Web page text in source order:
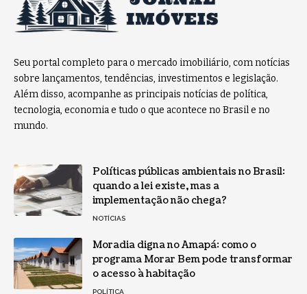
Seu portal completo para o mercado imobiliário, com notícias
sobre lançamentos, tendências, investimentos e legislação.
Além disso, acompanhe as principais notícias de política,
tecnologia, economia e tudo o que acontece no Brasil e no
mundo.
Políticas públicas ambientais no Brasil:
quando a lei existe, mas a
implementação não chega?
NOTÍCIAS
Moradia digna no Amapá: como o
programa Morar Bem pode transformar
o acesso à habitação
POLÍTICA